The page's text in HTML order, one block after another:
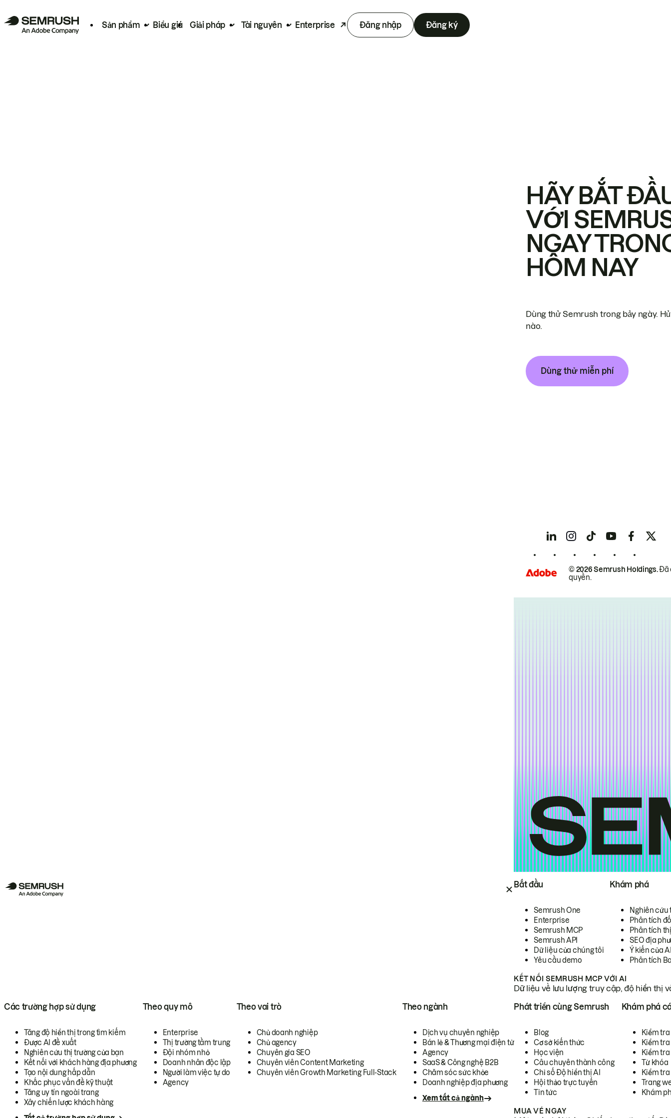
Sản phẩm Biểu giá Giải pháp Tài nguyên Enterprise Đăng nhập Đăng ký
Bắt đầu
Semrush One
Enterprise
Semrush MCP
Semrush API
Dữ liệu của chúng tôi
Yêu cầu demo
Khám phá
Nghiên cứu
Phân tích
Phân tích
SEO địa
Ý kiến của
Phân tích
KẾT NỐI SEMRUSH MCP VỚI AI
Dữ liệu về lưu lượng truy cập, độ hiển thị
Các trường hợp sử dụng
Tăng độ hiển thị trong tìm kiếm
Được AI đề xuất
Nghiên cứu thị trường của bạn
Kết nối với khách hàng địa phương
Tạo nội dung hấp dẫn
Khắc phục vấn đề kỹ thuật
Tăng uy tín ngoài trang
Xây chiến lược khách hàng
Theo quy mô
Enterprise
Thị trường tầm trung
Đội nhóm nhỏ
Doanh nhân độc lập
Người làm việc tự do
Agency
Theo vai trò
Chủ doanh nghiệp
Chủ agency
Chuyên gia SEO
Chuyên viên Content Marketing
Chuyên viên Growth Marketing Full-Stack
Theo ngành
Dịch vụ chuyên nghiệp
Bán lẻ & Thương mại điện tử
Agency
SaaS & Công nghệ B2B
Chăm sóc sức khỏe
Doanh nghiệp địa phương
Xem tất cả ngành
Phát triển cùng Semrush
Blog
Cơ sở kiến thức
Học viện
Câu chuyên thành công
Chỉ số Độ hiển thị AI
Hội thảo trực tuyến
Tin tức
Khám phá
Kiểm
Kiểm tra
Kiểm
Từ khóa
Kiểm
Trang
Khám
MUA VÉ NGAY
HÃY BẮT
VỚI
NGAY
HÔM NAY
Dùng thử Semrush trong bảy ngày.
nào.
Dùng thử miễn phí
© 2026 Semrush Holdings.Đã
quyền.